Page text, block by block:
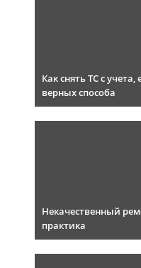
Как снять ТС с учета,
верных способа
Некачественный
практика